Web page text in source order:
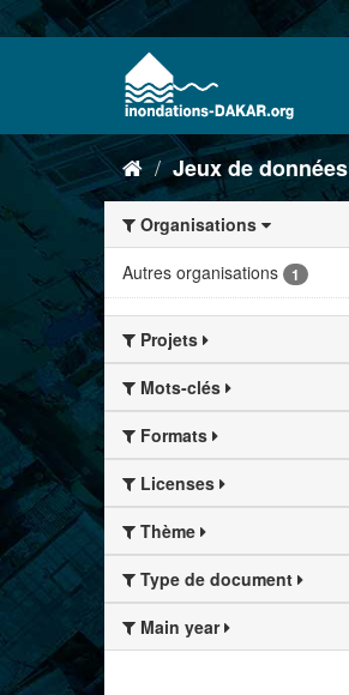
Jeux de données
Organisations
Autres organisations
1
Projets
Mots-clés
Formats
Licenses
Thème
Type de document
Main year